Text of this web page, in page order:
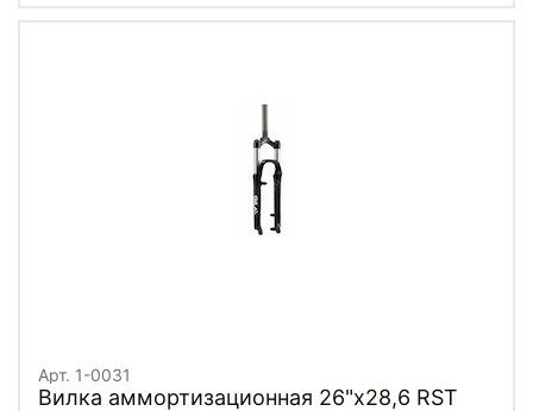
Арт. 1-0031
Вилка аммортизационная 26"х28,6 RST